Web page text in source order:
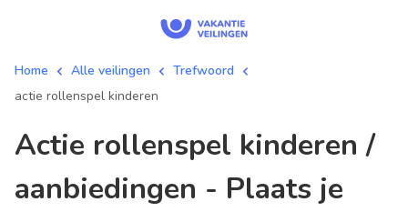
Home Alle veilingen
Trefwoord
actie rollenspel kinderen
actie rollenspel kinderen /
aanbiedingen - Plaats je